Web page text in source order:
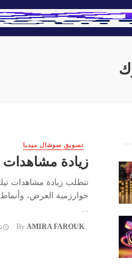
تسويق سوشال ميديا
زيادة مشاهدات
تتطلب زيادة مشاهدات
خوارزمية العرض،
...
By AMIRA FAROUK